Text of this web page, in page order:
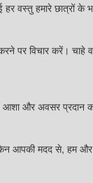
हर वस्तु हमारे
पर विचार करें।
आशा और अवसर
आपकी मदद से,